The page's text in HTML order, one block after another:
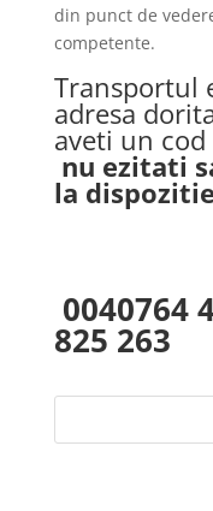
din punct de
competente.
Transportul
adresa
aveti un cod
nu ezitati
la
0040764
825 263